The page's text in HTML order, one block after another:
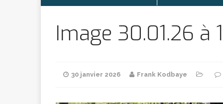
Image 30.01.26 à
30 janvier 2026 Frank Kodbaye